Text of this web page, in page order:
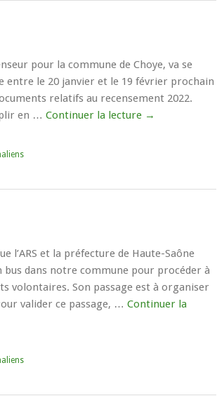
pour la commune de Choye, va se
entre le 20 janvier et le 19 février prochain
relatifs au recensement 2022.
en …Continuer la lecture →
l’ARS et la préfecture de Haute-Saône
bus dans notre commune pour procéder à
volontaires. Son passage est à organiser
valider ce passage, …Continuer la